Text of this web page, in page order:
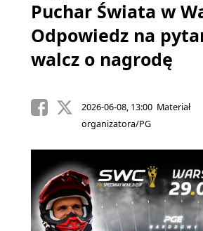
Puchar Świata w
Odpowiedz na
walcz o nagrodę
2026-06-08, 13:00 Materiał
organizatora/PG